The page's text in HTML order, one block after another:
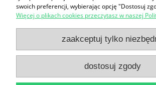
Korperkultur und Sport : Kleine
Praca zbiorowa
swoich preferencji, wybierając opcję "Dostosuj
Więcej o plikach cookies przeczytasz w naszej
zaakceptuj tylko
dostosuj zgody